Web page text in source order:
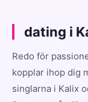
dating i
Redo för
kopplar ihop dig
singlarna i Kalix